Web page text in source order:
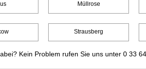
Müllrose
Strausberg
Kein Problem rufen Sie uns unter 0 33